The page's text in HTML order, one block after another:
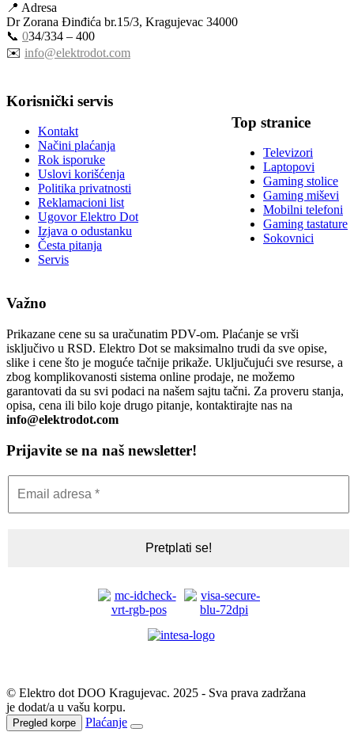
📍 Adresa
Dr Zorana Đinđića br.15/3, Kragujevac 34000
📞 034/334 – 400
✉️ info@elektrodot.com
Korisnički servis
Kontakt
Načini plaćanja
Rok isporuke
Uslovi korišćenja
Politika privatnosti
Reklamacioni list
Ugovor Elektro Dot
Izjava o odustanku
Česta pitanja
Servis
Top stranice
Televizori
Laptopovi
Gaming stolice
Gaming miševi
Mobilni telefoni
Gaming tastature
Sokovnici
Važno
Prikazane cene su sa uračunatim PDV-om. Plaćanje se vrši
isključivo u RSD. Elektro Dot se maksimalno trudi da sve opise,
slike i cene što je moguće tačnije prikaže. Uključujući sve resurse, a
zbog komplikovanosti sistema online prodaje, ne možemo
garantovati da su svi podaci na našem sajtu tačni. Za proveru stanja,
opisa, cena ili bilo koje drugo pitanje, kontaktirajte nas na
info@elektrodot.com
Prijavite se na naš newsletter!
© Elektro dot DOO Kragujevac. 2025 - Sva prava zadržana
je dodat/a u vašu korpu.
Pregled korpe Plaćanje